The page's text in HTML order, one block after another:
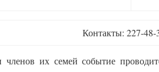
Контакты: 227-48-
их семей событие